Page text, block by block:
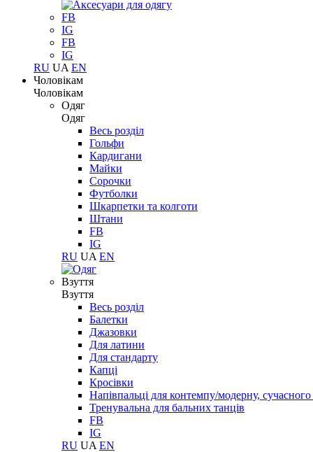
FB
IG
FB
IG
RU UA EN
Чоловікам
Чоловікам
Одяг
Одяг
Весь розділ
Гольфи
Кардигани
Майки
Сорочки
Футболки
Шкарпетки та колготи
Штани
FB
IG
RU UA EN
Взуття
Взуття
Весь розділ
Балетки
Джазовки
Для латини
Для стандарту
Капці
Кросівки
Напівпальці для контемпу/модерну,
Тренувальна для бальних танців
FB
IG
RU UA EN